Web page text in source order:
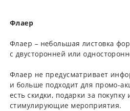
Флаер
Флаер – небольшая листовка
с двусторонней или
Флаер не предусматривает
и больше подходит для промо-
есть скидки, подарки за покупку
стимулирующие мероприятия.